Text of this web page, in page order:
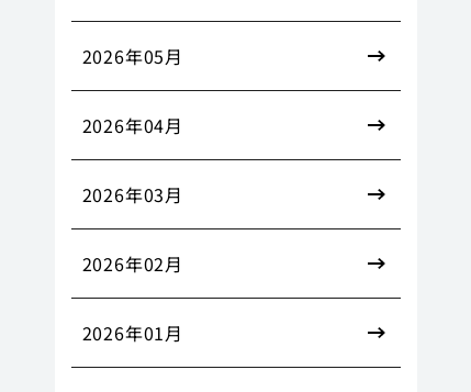
2026年05月
2026年04月
2026年03月
2026年02月
2026年01月